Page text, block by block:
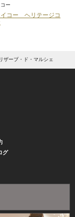
ー
イコー ヘリテージコ
ザーブ・ド・マルシェ
グ